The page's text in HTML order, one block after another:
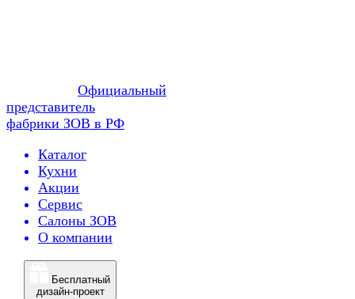
Официальный
представитель
фабрики ЗОВ в РФ
Каталог
Кухни
Акции
Сервис
Салоны ЗОВ
О компании
Бесплатный
дизайн-проект